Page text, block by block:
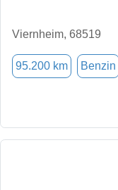
Viernheim, 68519
95.200 km Benzin